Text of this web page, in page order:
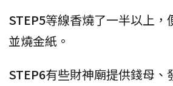
STEP5等線香燒了一半以上，
並燒金紙。
STEP6有些財神廟提供錢母、